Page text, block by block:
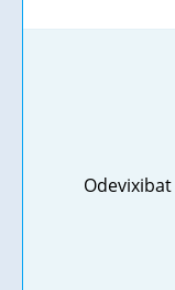
Odevixibat